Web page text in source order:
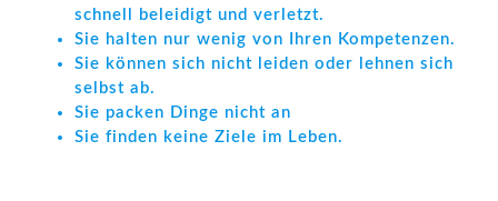
schnell beleidigt und verletzt.
Sie halten nur wenig von Ihren Kompetenzen.
Sie können sich nicht leiden oder lehnen sich
selbst ab.
Sie packen Dinge nicht an
Sie finden keine Ziele im Leben.